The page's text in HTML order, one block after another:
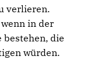
verlieren.
in der
bestehen, die
würden.